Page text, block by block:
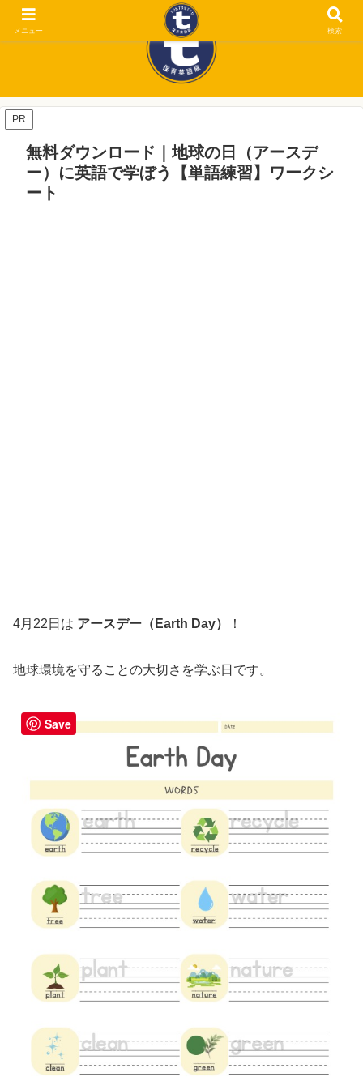
PR
無料ダウンロード｜地球の日（アースデ
ー）に英語で学ぼう【単語練習】ワークシ
ート
4月22日は アースデー（Earth Day） ！
地球環境を守ることの大切さを学ぶ日です。
メニュー 検索
Save